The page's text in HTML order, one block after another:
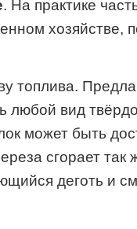
. На практике
хозяйстве,
топлива.
любой вид
может быть
сгорает так
деготь и